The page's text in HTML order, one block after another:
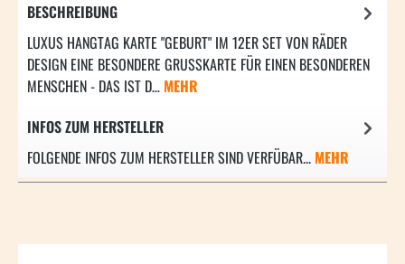
BESCHREIBUNG
LUXUS HANGTAG KARTE "GEBURT" IM 12ER SET VON RÄDER
DESIGN EINE BESONDERE GRUSSKARTE FÜR EINEN BESONDEREN M
ENSCHEN - DAS IST D… MEHR
INFOS ZUM HERSTELLER
FOLGENDE INFOS ZUM HERSTELLER SIND VERFÜBAR... MEHR